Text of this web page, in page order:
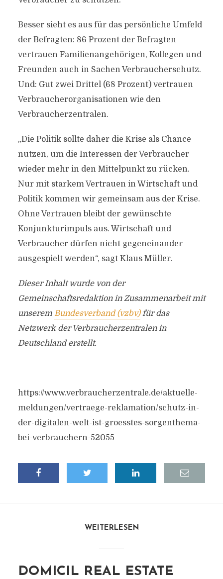
Besser sieht es aus für das persönliche Umfeld
der Befragten: 86 Prozent der Befragten
vertrauen Familienangehörigen, Kollegen und
Freunden auch in Sachen Verbraucherschutz.
Und: Gut zwei Drittel (68 Prozent) vertrauen
Verbraucherorganisationen wie den
Verbraucherzentralen.
„Die Politik sollte daher die Krise als Chance
nutzen, um die Interessen der Verbraucher
wieder mehr in den Mittelpunkt zu rücken.
Nur mit starkem Vertrauen in Wirtschaft und
Politik kommen wir gemeinsam aus der Krise.
Ohne Vertrauen bleibt der gewünschte
Konjunkturimpuls aus. Wirtschaft und
Verbraucher dürfen nicht gegeneinander
ausgespielt werden“, sagt Klaus Müller.
Dieser Inhalt wurde von der
Gemeinschaftsredaktion in Zusammenarbeit mit
unserem Bundesverband (vzbv)für das
Netzwerk der Verbraucherzentralen in
Deutschland erstellt.
https://www.verbraucherzentrale.de/aktuelle-
meldungen/vertraege-reklamation/schutz-in-
der-digitalen-welt-ist-groesstes-sorgenthema-
bei-verbrauchern-52055
WEITERLESEN
DOMICIL REAL ESTATE